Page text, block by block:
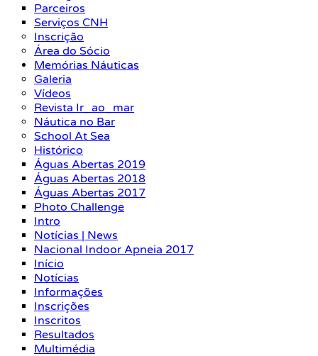
Parceiros
Serviços CNH
Inscrição
Área do Sócio
Memórias Náuticas
Galeria
Vídeos
Revista Ir_ao_mar
Náutica no Bar
School At Sea
Histórico
Águas Abertas 2019
Águas Abertas 2018
Águas Abertas 2017
Photo Challenge
Intro
Notícias | News
Nacional Indoor Apneia 2017
Início
Notícias
Informações
Inscrições
Inscritos
Resultados
Multimédia